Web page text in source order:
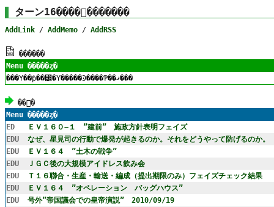
ターン16����󥯡�������
AddLink / AddMemo / AddRSS
������
Menu �����ȥ�
���Υ��ƥ��꡼�Υ�����Ͽ����Ƥ��ޤ���
��󥯽�
Menu �����ȥ�
ED
ＥＶ１６０−１ ”建前” 施政方針表明フェイズ
EDU
なぜ、星見司の行動で爆発が起きるのか。それをどうやって防げるのか。
EDU
ＥＶ１６４ ”土木の戦争”
EDU
ＪＧＣ後の大規模アイドレス飲み会
EDU
Ｔ１６聯合・生産・輸送・編成（提出期限のみ）フェイズチェック結果
EDU
ＥＶ１６４ ”オペレーション バッグハウス”
EDU
号外”帝国議会での皇帝演説” 2010/09/19